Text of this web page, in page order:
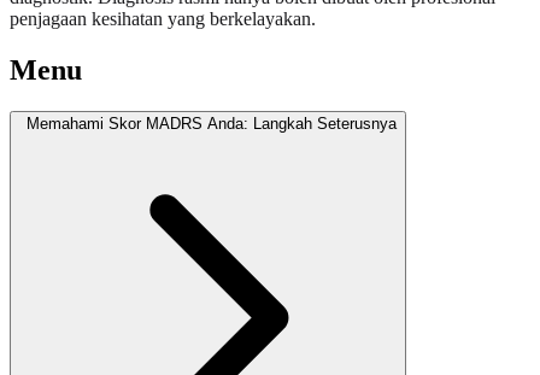
penjagaan kesihatan yang berkelayakan.
Menu
Memahami Skor MADRS Anda: Langkah Seterusnya